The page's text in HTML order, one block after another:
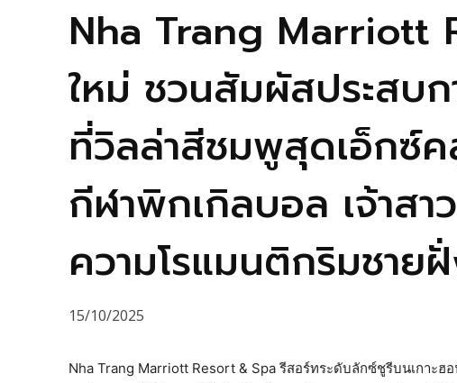
Nha Trang Marriott
ใหม่ ชวนสัมผัสประส
ที่วิลล่าสีชมพูสุดเอ็กซ์
กีฬาพิกเกิลบอล เจ้าสา
ความโรแมนติกริมชาย
15/10/2025
Nha Trang Marriott Resort & Spa รีสอร์ทระดับลักซ์ชูรีบนเกาะฮ